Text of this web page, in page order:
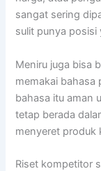
sangat sering
sulit punya posisi
Meniru juga bisa
memakai bahasa
bahasa itu aman
tetap berada
menyeret produk
Riset kompetitor